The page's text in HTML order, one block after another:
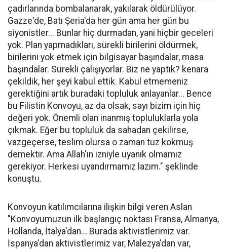
çadırlarında bombalanarak, yakılarak öldürülüyor.
Gazze'de, Batı Şeria'da her gün ama her gün bu
siyonistler... Bunlar hiç durmadan, yani hiçbir geceleri
yok. Plan yapmadıkları, sürekli birilerini öldürmek,
birilerini yok etmek için bilgisayar başındalar, masa
başındalar. Sürekli çalışıyorlar. Biz ne yaptık? kenara
çekildik, her şeyi kabul ettik. Kabul etmemeniz
gerektiğini artık buradaki topluluk anlayanlar... Bence
bu Filistin Konvoyu, az da olsak, sayı bizim için hiç
değeri yok. Önemli olan inanmış topluluklarla yola
çıkmak. Eğer bu topluluk da sahadan çekilirse,
vazgeçerse, teslim olursa o zaman tuz kokmuş
demektir. Ama Allah'ın izniyle uyanık olmamız
gerekiyor. Herkesi uyandırmamız lazım." şeklinde
konuştu.
Konvoyun katılımcılarına ilişkin bilgi veren Aslan
"Konvoyumuzun ilk başlangıç noktası Fransa, Almanya,
Hollanda, İtalya'dan... Burada aktivistlerimiz var.
İspanya'dan aktivistlerimiz var, Malezya'dan var,